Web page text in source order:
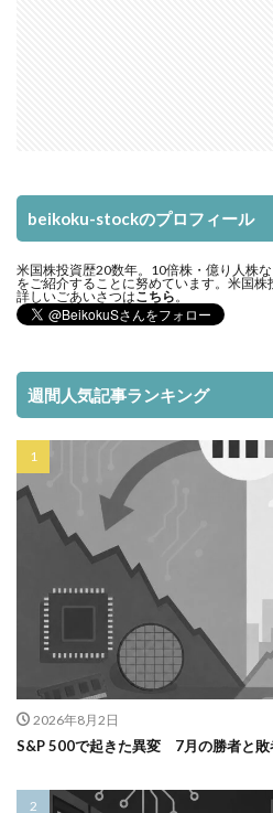
beikoku-stockのプロフィール
米国株投資歴20数年。10倍株・億り人株
をご紹介することに努めています。米国
詳しいごあいさつはこちら 。
週間人気記事ランキング
2026年8月2日
S&P 500で起きた異変 7月の勝者と敗